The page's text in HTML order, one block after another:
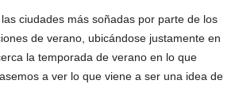
ciudades más soñadas por parte de los
de verano, ubicándose justamente en
la temporada de verano en lo que
a ver lo que viene a ser una idea de